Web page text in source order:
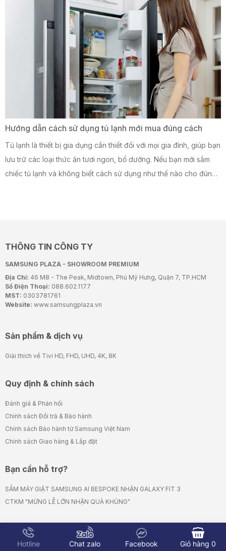
Hướng dẫn cách sử dụng tủ lạnh mới mua đúng cách
Tủ lạnh là thiết bị gia dụng cần thiết đối với mọi gia đình, giúp bạn
lưu trữ các loại thức ăn tươi ngon, bổ dưỡng. Nếu bạn mới sắm
chiếc tủ lạnh và không biết cách sử dụng như thế nào cho đúng?
THÔNG TIN CÔNG TY
SAMSUNG PLAZA - SHOWROOM PREMIUM
Địa Chỉ: 46 M8 - The Peak, Midtown, Phú Mỹ Hưng, Quận 7, TP.HCM
Số Điện Thoại: 088.602.1177
MST: 0303781761
Website: www.samsungplaza.vn
Sản phẩm & dịch vụ
Giải thích về Tivi HD, FHD, UHD, 4K, 8K
Quy định & chính sách
Đánh giá & Phản hồi
Chính sách Đổi trả & Bảo hành
Chính sách Bảo hành từ Samsung Việt Nam
Chính sách Giao hàng & Lắp đặt
Bạn cần hỗ trợ?
SẮM MÁY GIẶT SAMSUNG AI BESPOKE NHẬN GALAXY FIT 3
CTKM "MỪNG LỄ LỚN NHẬN QUÀ KHỦNG"
Kết Nối Với Chúng Tôi
Hotline Chat zalo Facebook Giỏ hàng 0